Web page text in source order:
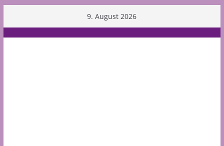
to
content
9. August 2026